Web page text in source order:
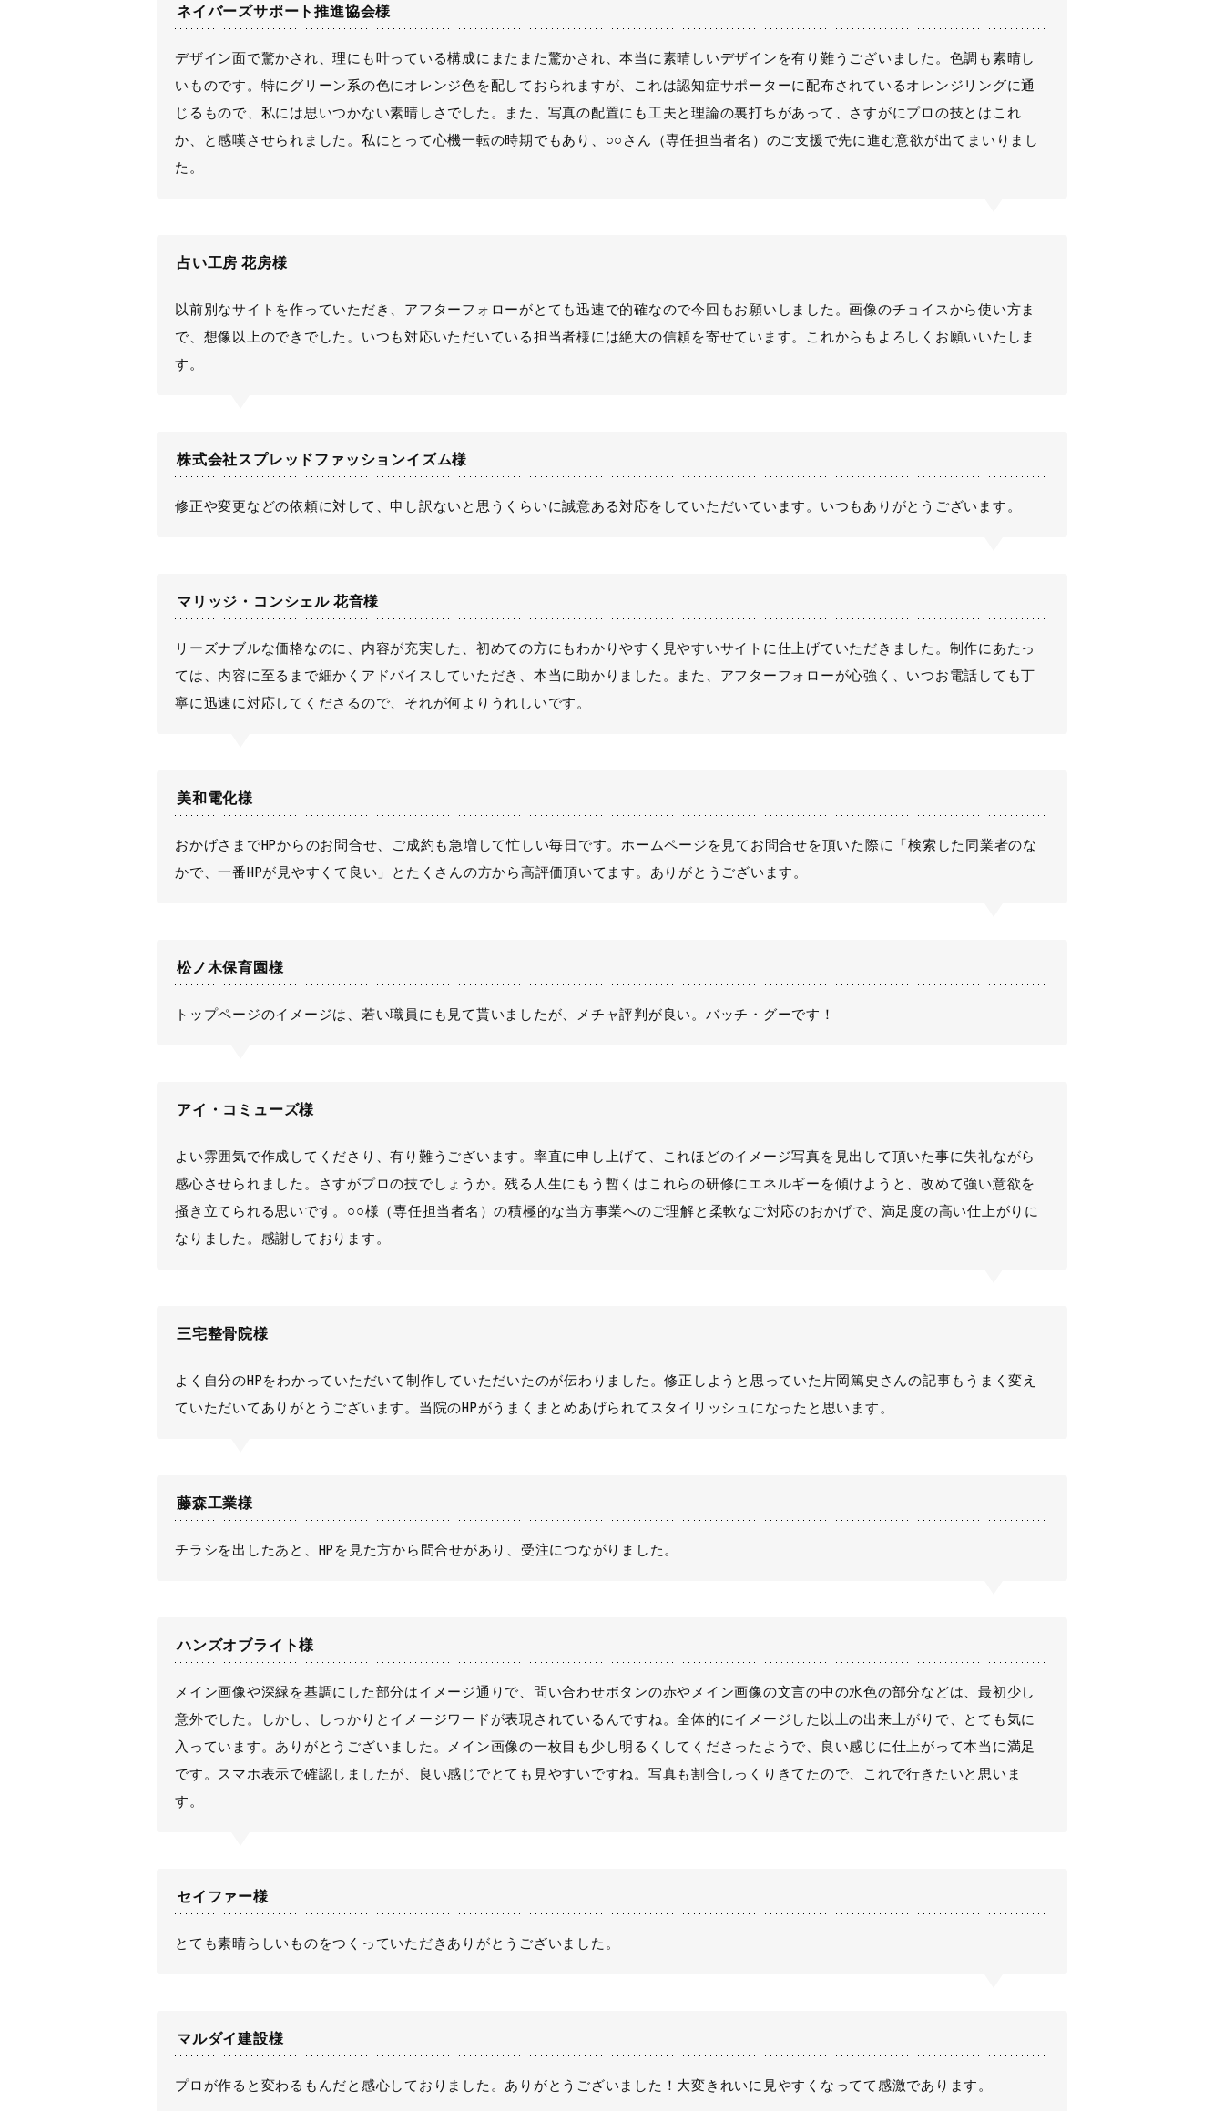
ネイバーズサポート推進協会様
デザイン面で驚かされ、理にも叶っている構成にまたまた驚かされ、本当に素晴しいデザインを有り難うございました。色調も素晴し
いものです。特にグリーン系の色にオレンジ色を配しておられますが、これは認知症サポーターに配布されているオレンジリングに通
じるもので、私には思いつかない素晴しさでした。また、写真の配置にも工夫と理論の裏打ちがあって、さすがにプロの技とはこれ
か、と感嘆させられました。私にとって心機一転の時期でもあり、○○さん（専任担当者名）のご支援で先に進む意欲が出てまいりまし
た。
占い工房 花房様
以前別なサイトを作っていただき、アフターフォローがとても迅速で的確なので今回もお願いしました。画像のチョイスから使い方ま
で、想像以上のできでした。いつも対応いただいている担当者様には絶大の信頼を寄せています。これからもよろしくお願いいたしま
す。
株式会社スプレッドファッションイズム様
修正や変更などの依頼に対して、申し訳ないと思うくらいに誠意ある対応をしていただいています。いつもありがとうございます。
マリッジ・コンシェル 花音様
リーズナブルな価格なのに、内容が充実した、初めての方にもわかりやすく見やすいサイトに仕上げていただきました。制作にあたっ
ては、内容に至るまで細かくアドバイスしていただき、本当に助かりました。また、アフターフォローが心強く、いつお電話しても丁
寧に迅速に対応してくださるので、それが何よりうれしいです。
美和電化様
おかげさまでHPからのお問合せ、ご成約も急増して忙しい毎日です。ホームページを見てお問合せを頂いた際に「検索した同業者のな
かで、一番HPが見やすくて良い」とたくさんの方から高評価頂いてます。ありがとうございます。
松ノ木保育園様
トップページのイメージは、若い職員にも見て貰いましたが、メチャ評判が良い。バッチ・グーです！
アイ・コミューズ様
よい雰囲気で作成してくださり、有り難うございます。率直に申し上げて、これほどのイメージ写真を見出して頂いた事に失礼ながら
感心させられました。さすがプロの技でしょうか。残る人生にもう暫くはこれらの研修にエネルギーを傾けようと、改めて強い意欲を
掻き立てられる思いです。○○様（専任担当者名）の積極的な当方事業へのご理解と柔軟なご対応のおかげで、満足度の高い仕上がりに
なりました。感謝しております。
三宅整骨院様
よく自分のHPをわかっていただいて制作していただいたのが伝わりました。修正しようと思っていた片岡篤史さんの記事もうまく変え
ていただいてありがとうございます。当院のHPがうまくまとめあげられてスタイリッシュになったと思います。
藤森工業様
チラシを出したあと、HPを見た方から問合せがあり、受注につながりました。
ハンズオブライト様
メイン画像や深緑を基調にした部分はイメージ通りで、問い合わせボタンの赤やメイン画像の文言の中の水色の部分などは、最初少し
意外でした。しかし、しっかりとイメージワードが表現されているんですね。全体的にイメージした以上の出来上がりで、とても気に
入っています。ありがとうございました。メイン画像の一枚目も少し明るくしてくださったようで、良い感じに仕上がって本当に満足
です。スマホ表示で確認しましたが、良い感じでとても見やすいですね。写真も割合しっくりきてたので、これで行きたいと思いま
す。
セイファー様
とても素晴らしいものをつくっていただきありがとうございました。
マルダイ建設様
プロが作ると変わるもんだと感心しておりました。ありがとうございました！大変きれいに見やすくなってて感激であります。